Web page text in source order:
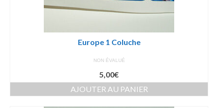
Europe 1 Coluche
NON ÉVALUÉ
5,00€
AJOUTER AU PANIER